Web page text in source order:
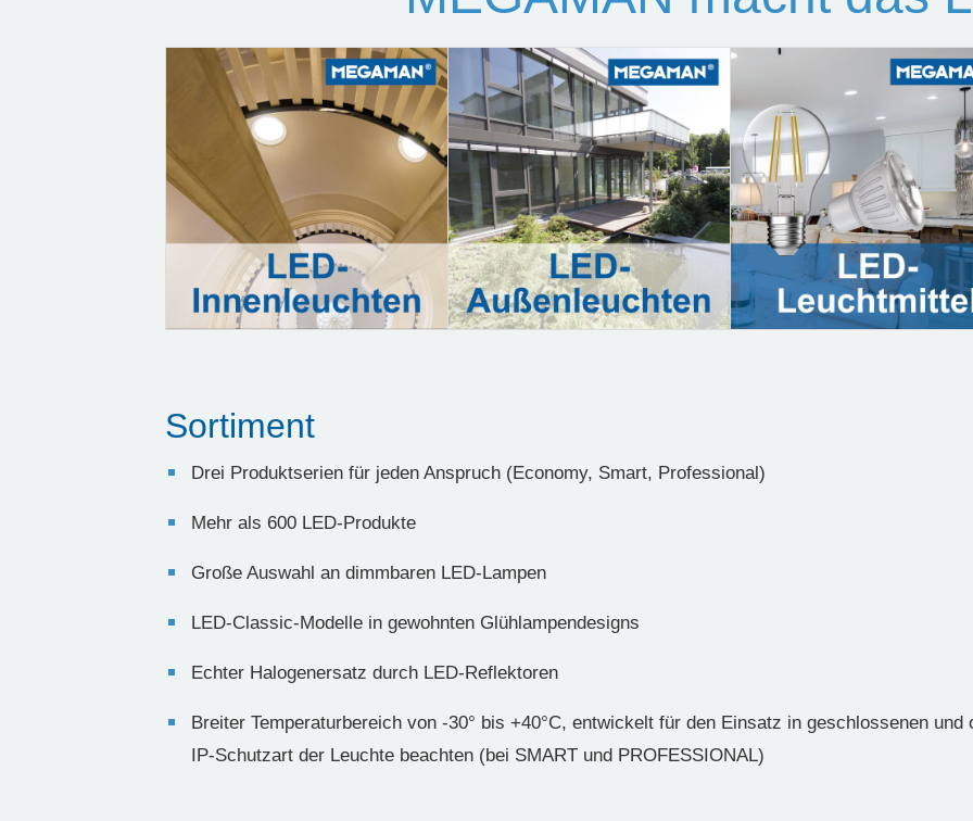
Sortiment
Drei Produktserien für jeden Anspruch (Economy, Smart, Professional)
Mehr als 600 LED-Produkte
Große Auswahl an dimmbaren LED-Lampen
LED-Classic-Modelle in gewohnten Glühlampendesigns
Echter Halogenersatz durch LED-Reflektoren
Breiter Temperaturbereich von -30° bis +40°C, entwickelt für den Einsatz in geschlossenen
IP-Schutzart der Leuchte beachten (bei SMART und PROFESSIONAL)